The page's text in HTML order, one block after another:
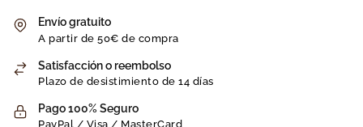
Envío gratuito
A partir de 50€ de compra
Satisfacción o reembolso
Plazo de desistimiento de 14 días
Pago 100% Seguro
PayPal / Visa / MasterCard